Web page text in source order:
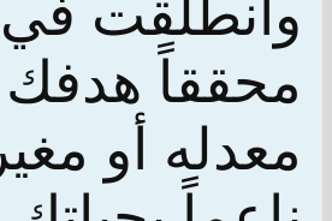
وانطلقت في
محققاً هدفك
معدله أو